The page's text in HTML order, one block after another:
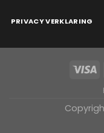
PRIVACY VERKLARING